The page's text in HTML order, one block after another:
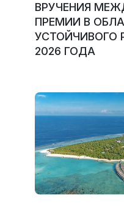
ВРУЧЕНИЯ
ПРЕМИИ В
УСТОЙЧИВОГО
2026 ГОДА